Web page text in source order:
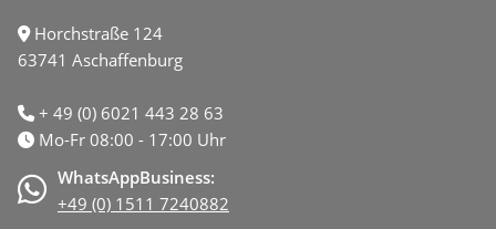
Horchstraße 124
63741 Aschaffenburg
+ 49 (0) 6021 443 28 63
Mo-Fr 08:00 - 17:00 Uhr
WhatsAppBusiness:
+49 (0) 1511 7240882